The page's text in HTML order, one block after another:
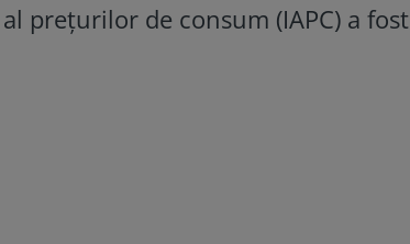
preţurilor de consum (IAPC) a fost